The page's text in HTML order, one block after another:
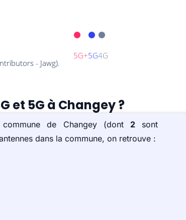
et 5G à Changey ?
de Changey (dont 2sont
dans la commune, on retrouve :